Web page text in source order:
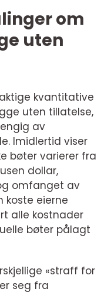
om
uten
kvantitative
uten tillatelse,
av
Imidlertid viser
bøter varierer fra
dollar,
omfanget av
koste eierne
alle kostnader
bøter pålagt
«straff for
seg fra